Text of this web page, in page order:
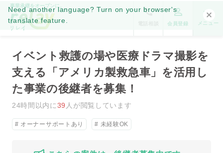
Need another language? Turn on your browser's
translate feature.
事業承継をオープンに。
会員登録 メニュー
イベント救護の場や医療ドラマ撮影を
支える「アメリカ製救急車」を活用し
た事業の後継者を募集！
24時間以内に39 人が閲覧しています
オーナーサポートあり 未経験OK
募集！